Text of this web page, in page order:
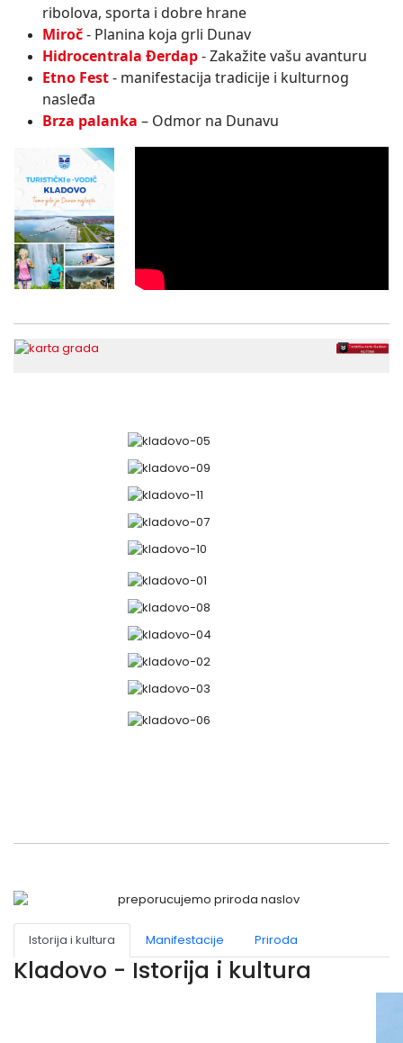
ribolova, sporta i dobre hrane
Miroč- Planina koja grli Dunav
Hidrocentrala Đerdap- Zakažite vašu avanturu
Etno Fest- manifestacija tradicije i kulturnog
nasleđa
Brza palanka – Odmor na Dunavu
Istorija i kultura Manifestacije Priroda
Kladovo - Istorija i kultura